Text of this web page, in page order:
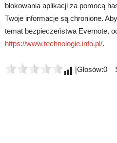
blokowania aplikacji za pomocą
Twoje informacje są chronione.
temat bezpieczeństwa Evernote,
https://www.technologie.info.pl/.
[Głosów:0